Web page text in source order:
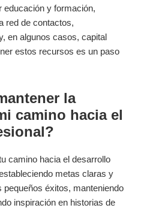
educación y formación,
red de contactos,
en algunos casos, capital
estos recursos es un paso
la
camino hacia el
camino hacia el desarrollo
metas claras y
éxitos, manteniendo
inspiración en historias de